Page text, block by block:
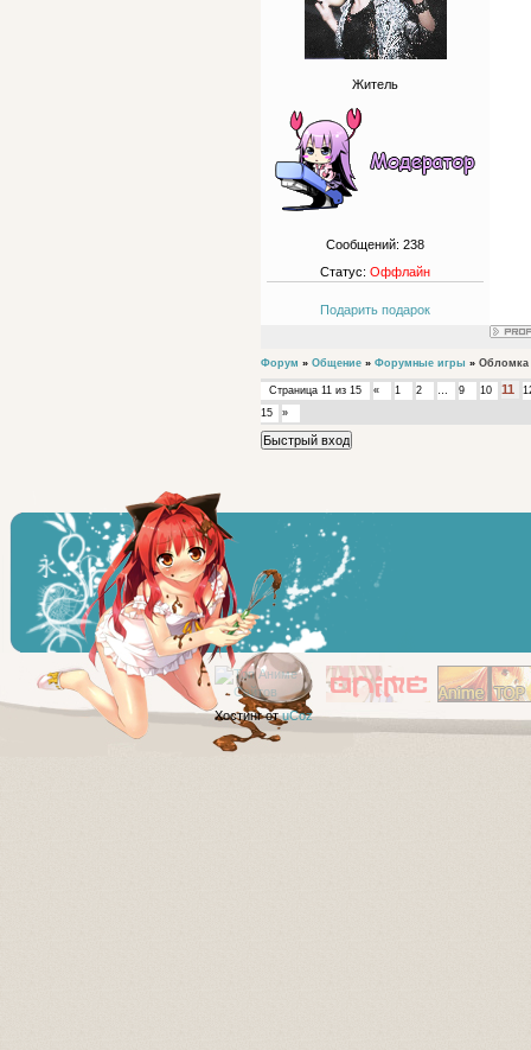
Житель
Сообщений: 238
Статус: Оффлайн
Подарить подарок
Форум » Общение » Форумные игры » Обломка
Страница 11 из 15 « 1 2 … 9 10 11
15
»
Хостинг отuCoz